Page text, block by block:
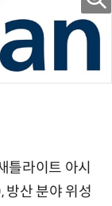
틀라이트 아시
방산 분야 위성